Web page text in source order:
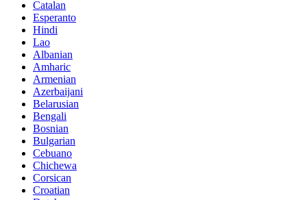
Catalan
Esperanto
Hindi
Lao
Albanian
Amharic
Armenian
Azerbaijani
Belarusian
Bengali
Bosnian
Bulgarian
Cebuano
Chichewa
Corsican
Croatian